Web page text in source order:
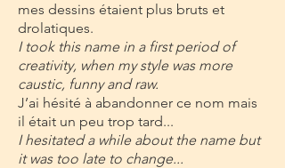
mes dessins étaient plus bruts et
drolatiques.
I took this name in a first period of
creativity, when my style was more
caustic, funny and raw.
J’ai hésité à abandonner ce nom mais
il était un peu trop tard...
I hesitated a while about the name but
it was too late to change...